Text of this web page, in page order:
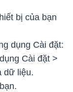
bị của bạn
dụng Cài đặt:
Cài đặt >
dữ liệu.